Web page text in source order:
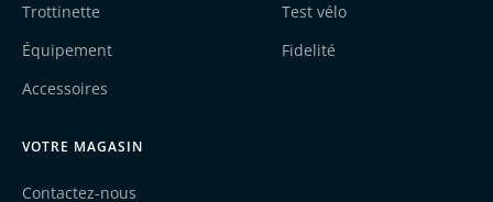
Trottinette
Équipement
Accessoires
Test vélo
Fidelité
VOTRE MAGASIN
Contactez-nous